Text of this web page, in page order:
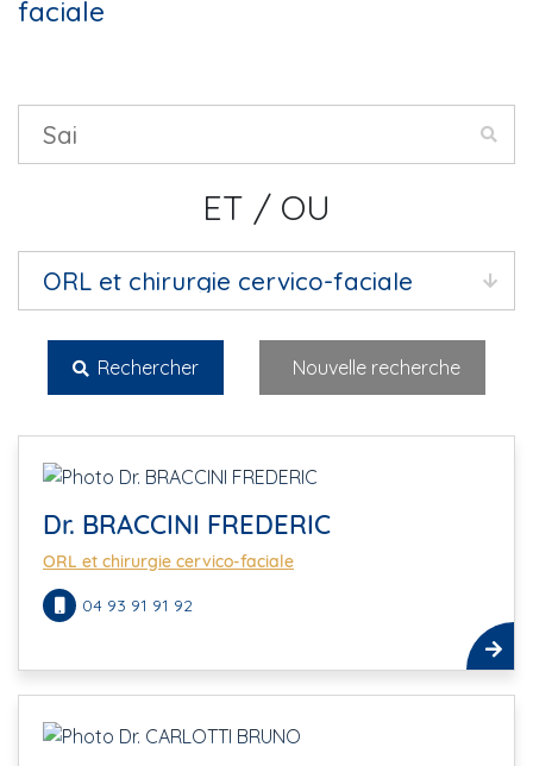
faciale
ET / OU
Rechercher Nouvelle recherche
Dr. BRACCINI FREDERIC
ORL et chirurgie cervico-faciale
04 93 91 91 92